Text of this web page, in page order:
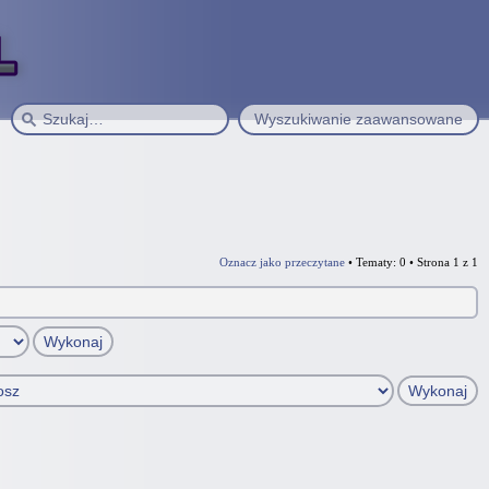
Wyszukiwanie zaawansowane
Oznacz jako przeczytane • Tematy: 0 • Strona 1 z 1